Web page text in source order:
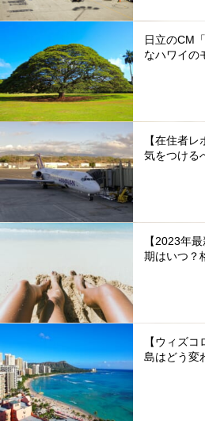
日立のCM
なハワイの
【在住者
気をつける
【2023年
期はいつ？
【ウィズ
島はどう変